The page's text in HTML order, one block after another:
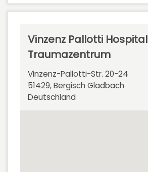
Vinzenz Pallotti Hospital
Traumazentrum
Vinzenz-Pallotti-Str. 20-24
51429, Bergisch Gladbach
Deutschland